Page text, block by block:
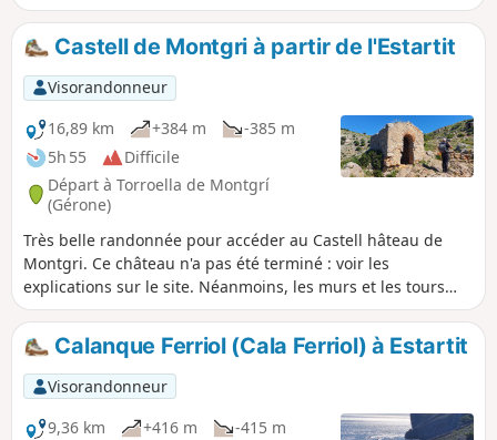
Castell de Montgri à partir de l'Estartit
Visorandonneur
16,89 km
+384 m
-385 m
5h 55
Difficile
Départ à Torroella de Montgrí
(Gérone)
Très belle randonnée pour accéder au Castell hâteau de
Montgri. Ce château n'a pas été terminé : voir les
explications sur le site. Néanmoins, les murs et les tours
sont en parfait état. Bien sûr cela se mérite ! La randonnée
commence sur un chemin très facile, par contre à partir de
Torroella de Montgri cela se complique sévèrement pour
devenir difficile. Au sommet et tout au long de la montée,
des points de vue superbes : ne pas oublier l'appareil
photo.
Calanque Ferriol (Cala Ferriol) à Estartit
Visorandonneur
9,36 km
+416 m
-415 m